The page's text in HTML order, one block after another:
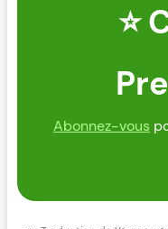
⭐
Abonnez-vous